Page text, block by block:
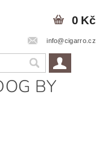
info@cigarro.cz
0 Kč
BY